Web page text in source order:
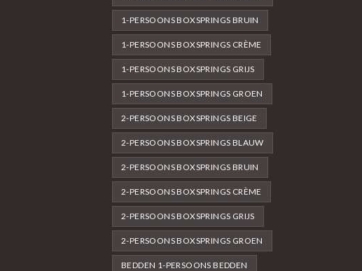
1-PERSOONS BOXSPRINGS BRUIN
1-PERSOONS BOXSPRINGS CRÈME
1-PERSOONS BOXSPRINGS GRIJS
1-PERSOONS BOXSPRINGS GROEN
2-PERSOONS BOXSPRINGS BEIGE
2-PERSOONS BOXSPRINGS BLAUW
2-PERSOONS BOXSPRINGS BRUIN
2-PERSOONS BOXSPRINGS CRÈME
2-PERSOONS BOXSPRINGS GRIJS
2-PERSOONS BOXSPRINGS GROEN
BEDDEN 1-PERSOONS BEDDEN